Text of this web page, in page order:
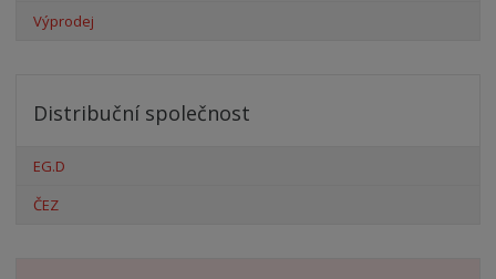
Výprodej
Distribuční společnost
EG.D
ČEZ